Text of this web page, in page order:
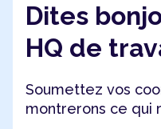
Dites
HQ de
Soumettez vos
montrerons ce qui